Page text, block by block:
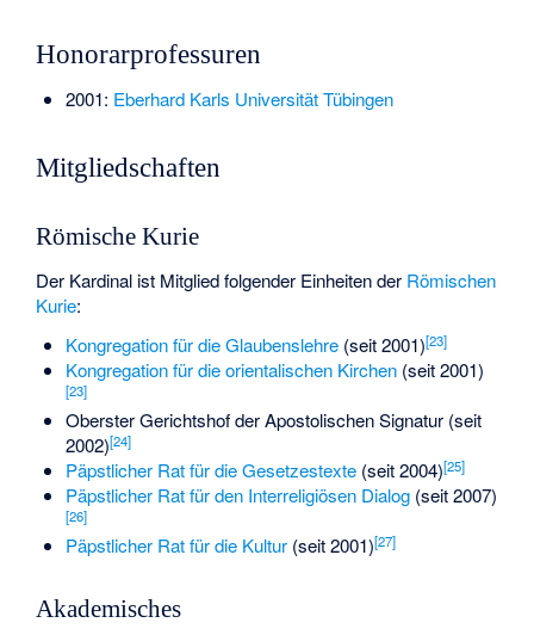
Honorarprofessuren
2001: Eberhard Karls Universität Tübingen
Mitgliedschaften
Römische Kurie
Der Kardinal ist Mitglied folgender Einheiten der Römischen
Kurie:
Kongregation für die Glaubenslehre(seit 2001)[23]
Kongregation für die orientalischen Kirchen(seit 2001)
[23]
Oberster Gerichtshof der Apostolischen Signatur(seit
2002)[24]
Päpstlicher Rat für die Gesetzestexte(seit 2004)[25]
Päpstlicher Rat für den Interreligiösen Dialog(seit 2007)
[26]
Päpstlicher Rat für die Kultur(seit 2001)[27]
Akademisches